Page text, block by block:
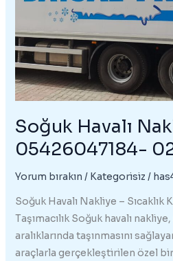
Soğuk Havalı
05426047184-
Yorum bırakın / Kategorisiz /
Soğuk Havalı Nakliye –
Taşımacılık Soğuk havalı
aralıklarında taşınmasını
araçlarla gerçekleştirilen özel